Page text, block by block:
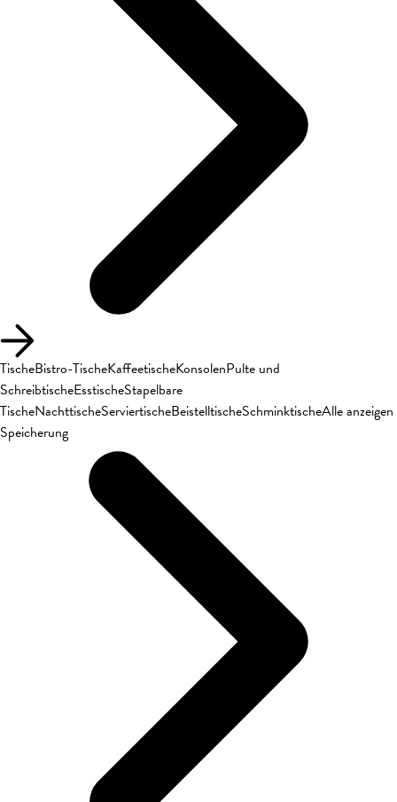
TischeBistro-TischeKaffeetischeKonsolenPulte und
SchreibtischeEsstischeStapelbare
TischeNachttischeServiertischeBeistelltischeSchminktischeAlle anzeigen
Speicherung